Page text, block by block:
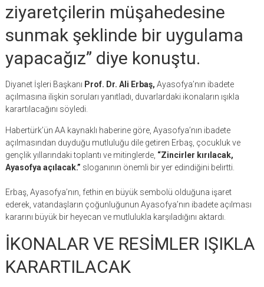
ziyaretçilerin müşahedesine
sunmak şeklinde bir uygulama
yapacağız” diye konuştu.
Diyanet İşleri Başkanı Prof. Dr. Ali Erbaş, Ayasofya’nın ibadete
açılmasına ilişkin soruları yanıtladı, duvarlardaki ikonaların ışıkla
karartılacağını söyledi.
Habertürk’ün AA kaynaklı haberine göre, Ayasofya’nın ibadete
açılmasından duyduğu mutluluğu dile getiren Erbaş, çocukluk ve
gençlik yıllarındaki toplantı ve mitinglerde, “Zincirler kırılacak,
Ayasofya açılacak.” sloganının önemli bir yer edindiğini belirtti.
Erbaş, Ayasofya’nın, fethin en büyük sembolü olduğuna işaret
ederek, vatandaşların çoğunluğunun Ayasofya’nın ibadete açılması
kararını büyük bir heyecan ve mutlulukla karşıladığını aktardı.
İKONALAR VE RESİMLER IŞIKLA
KARARTILACAK